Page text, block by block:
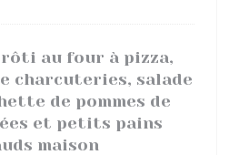
rôti au four à pizza,
charcuteries, salade
de pommes de
et petits pains
maison